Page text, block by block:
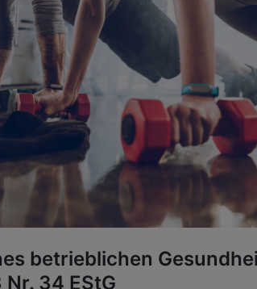
betrieblichen
34 EStG